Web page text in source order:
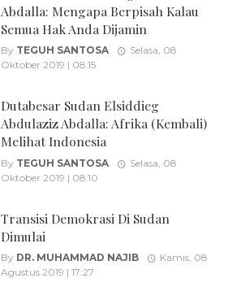
Abdalla: Mengapa Berpisah Kalau
Semua Hak Anda Dijamin
By TEGUH SANTOSA
Selasa, 08
Oktober 2019 | 08:15
Dutabesar Sudan Elsiddieg
Abdulaziz Abdalla: Afrika (Kembali)
Melihat Indonesia
By TEGUH SANTOSA
Selasa, 08
Oktober 2019 | 08:10
Transisi Demokrasi Di Sudan
Dimulai
By DR. MUHAMMAD NAJIB
Kamis, 08
Agustus 2019 | 17:27